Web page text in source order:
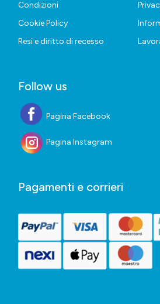
Condizioni
Cookie Policy
Resi e diritto di recesso
Follow us
Pagina Facebook
Pagina Instagram
Pagamenti e corrieri